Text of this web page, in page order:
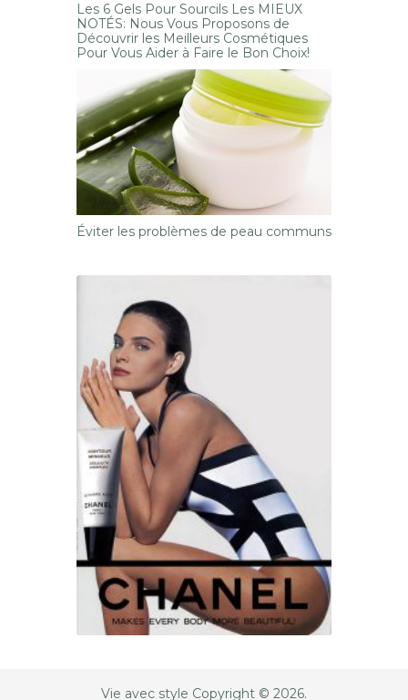
Les 6 Gels Pour Sourcils Les MIEUX
NOTÉS: Nous Vous Proposons de
Découvrir les Meilleurs Cosmétiques
Pour Vous Aider à Faire le Bon Choix!
Éviter les problèmes de peau communs
Vie avec style Copyright © 2026.